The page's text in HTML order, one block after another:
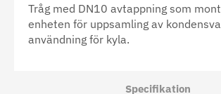
Specifikation
Tråg med DN10 avtappning som
enheten för uppsamling av
användning för kyla.